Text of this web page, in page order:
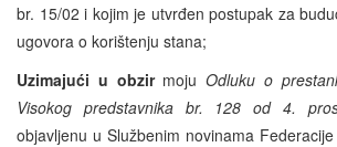
br. 15/02 i kojim je utvrđen postupak za
ugovora o korištenju stana;
Uzimajući u obzirmoju Odluku o
Visokog predstavnika br. 128 od 4.
objavljenu u Službenim novinama